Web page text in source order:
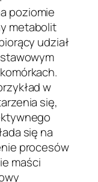
poziomie
metabolit
udział
w
się,
się na
procesów
maści